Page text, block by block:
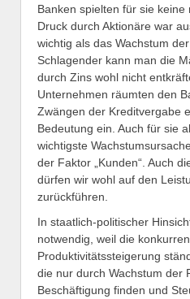
Banken spielten für sie
Druck durch Aktionäre war
wichtig als das Wachstum
Schlagender kann man die
durch Zins wohl nicht
Unternehmen räumten den
Zwängen der Kreditvergabe
Bedeutung ein. Auch für sie
wichtigste
der Faktor „Kunden“. Auch
dürfen wir wohl auf den
zurückführen.
In staatlich-politischer
notwendig, weil die
Produktivitätssteigerung
die nur durch Wachstum der
Beschäftigung finden und